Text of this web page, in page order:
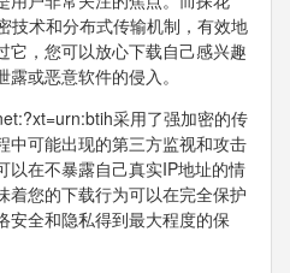
技术和分布式传输机制，有效地
它，您可以放心下载自己感兴趣
或恶意软件的侵入。
采用了强加密的传
中可能出现的第三方监视和攻击
以在不暴露自己真实IP地址的情
着您的下载行为可以在完全保护
安全和隐私得到最大程度的保